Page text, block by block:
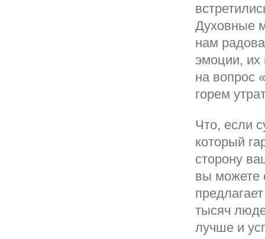
Духовные
нам
эмоции, их
на вопрос
горем
Что, если
который
сторону
вы можете
тысяч
лучше и